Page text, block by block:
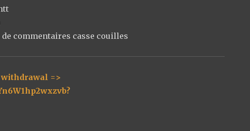
commentaires casse couilles
withdrawal =>